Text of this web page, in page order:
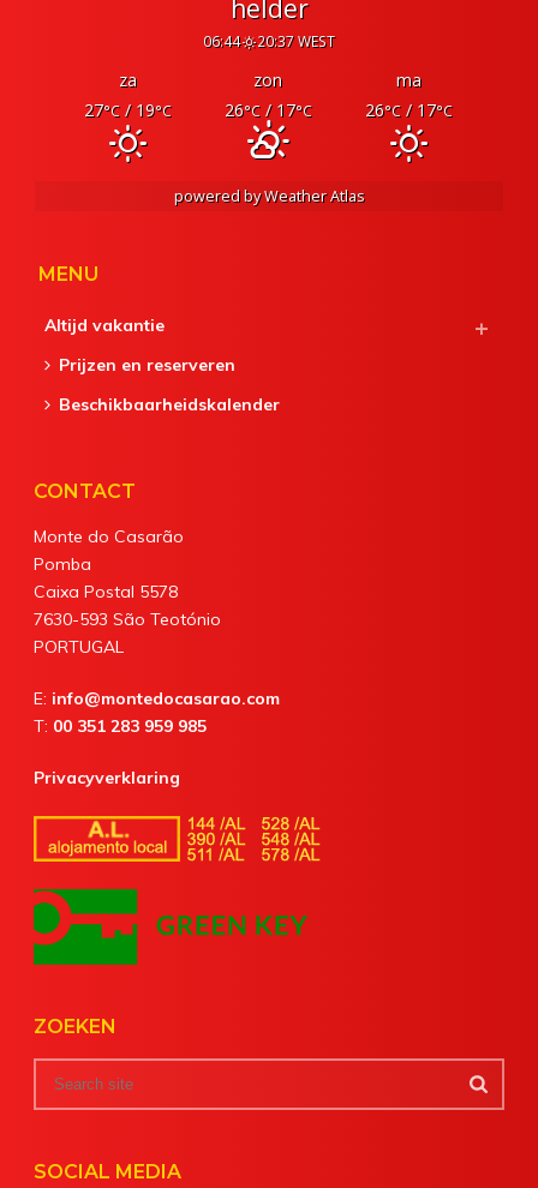
helder
06:44 20:37 WEST
za zon
ma
27°C/ 19°C 26°C/ 17°C 26°C/ 17°C
powered byWeather Atlas
MENU
Altijd vakantie
Prijzen en reserveren
Beschikbaarheidskalender
CONTACT
Monte do Casarão
Pomba
Caixa Postal 5578
7630-593 São Teotónio
PORTUGAL
E: info@montedocasarao.com
T: 00 351 283 959 985
Privacyverklaring
ZOEKEN
SOCIAL MEDIA